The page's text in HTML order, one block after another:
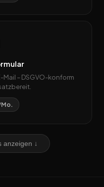
– DSGVO-konform
anzeigen ↓